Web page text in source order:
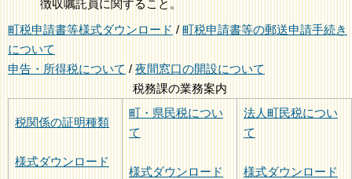
徴収嘱託員に関すること。
町税申請書等様式ダウンロード / 町税申請書等の郵送申請手続き
について
申告・所得税について / 夜間窓口の開設について
税務課の業務案内
税関係の証明種類
様式ダウンロード
町・県民税につい
て
様式ダウンロード
法人町民税につい
て
様式ダウンロード